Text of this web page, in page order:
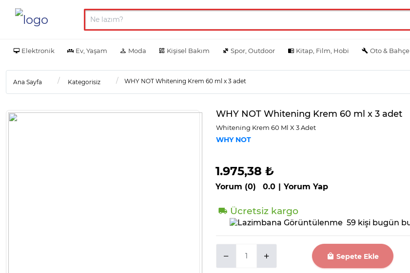
Elektronik Ev, Yaşam Moda Kişisel Bakım Spor, Outdoor Kitap, Film, Hobi Oto &
Ana Sayfa Kategorisiz WHY NOT Whitening Krem 60 ml x 3 adet
WHY NOT Whitening Krem 60 ml x 3 adet
Whi̇teni̇ng Krem 60 Ml X 3 Adet
WHY NOT
1.975,38 ₺
Yorum (0) 0.0 | Yorum Yap
Ücretsiz kargo
59 kişi bugün
Sepete Ekle